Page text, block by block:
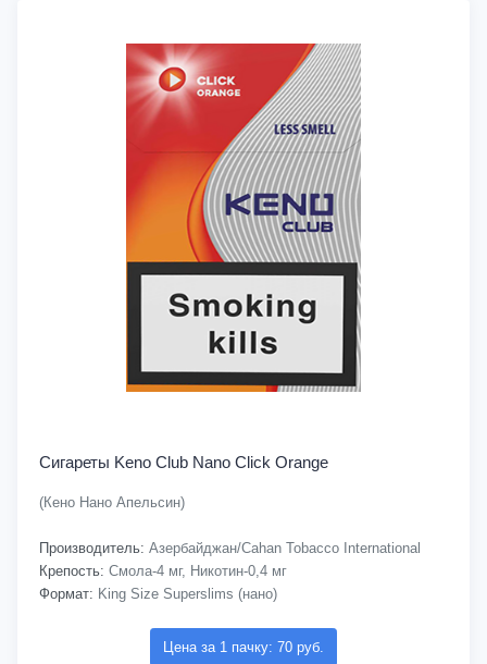
Сигареты Keno Club Nano Click Orange
(Кено Нано Апельсин)
Производитель: Азербайджан/Cahan Tobacco International
Крепость: Смола-4 мг, Никотин-0,4 мг
Формат: King Size Superslims (нано)
Цена за 1 пачку: 70 руб.